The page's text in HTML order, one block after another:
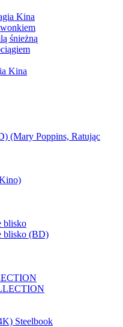
Kina
śnieżną
Kina
(Mary Poppins, Ratując
blisko
blisko (BD)
Steelbook